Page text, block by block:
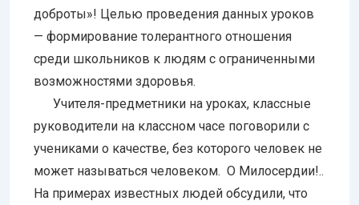
доброты»! Целью проведения данных уроков
— формирование толерантного отношения
среди школьников к людям с ограниченными
возможностями здоровья.
Учителя-предметники на уроках, классные
руководители на классном часе поговорили с
учениками о качестве, без которого человек не
может называться человеком. О Милосердии!..
На примерах известных людей обсудили, что